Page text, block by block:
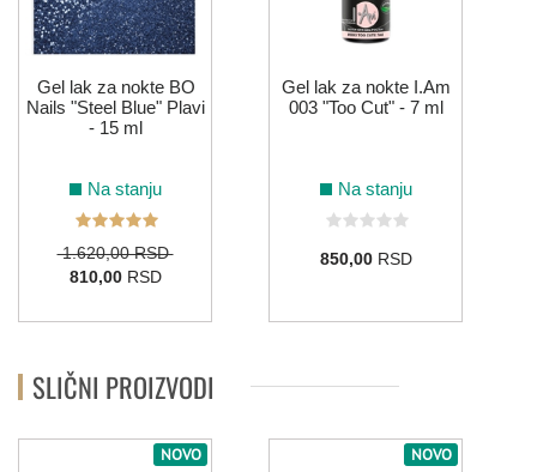
Gel lak za nokte BO
Nails "Steel Blue" Plavi
- 15 ml
Na stanju
1.620,00 RSD
810,00RSD
Gel lak za nokte I.Am
003 "Too Cut" - 7 ml
Na stanju
850,00RSD
SLIČNI PROIZVODI
NOVO NOVO